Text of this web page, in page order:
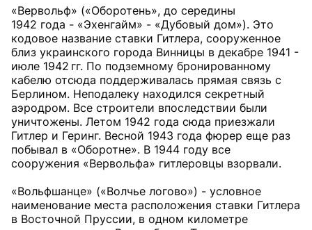
«Вервольф» («Оборотень», до середины
1942 года - «Эхенгайм» - «Дубовый дом»). Это
кодовое название ставки Гитлера, сооруженное
близ украинского города Винницы в декабре 1941 -
июле 1942 гг. По подземному бронированному
кабелю отсюда поддерживалась прямая связь с
Берлином. Неподалеку находился секретный
аэродром. Все строители впоследствии были
уничтожены. Летом 1942 года сюда приезжали
Гитлер и Геринг. Весной 1943 года фюрер еще раз
побывал в «Оборотне». В 1944 году все
сооружения «Вервольфа» гитлеровцы взорвали.
«Вольфшанце» («Волчье логово») - условное
наименование места расположения ставки Гитлера
в Восточной Пруссии, в одном километре